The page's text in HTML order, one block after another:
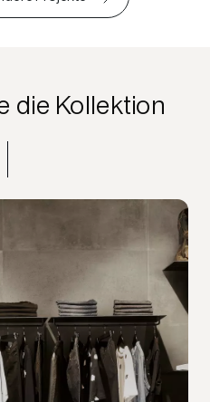
die Kollektion